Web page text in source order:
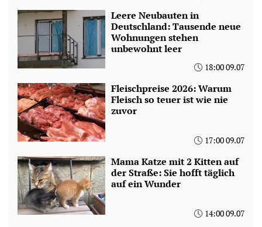
Leere Neubauten in
Deutschland: Tausende neue
Wohnungen stehen
unbewohnt leer
18:00 09.07
Fleischpreise 2026: Warum
Fleisch so teuer ist wie nie
zuvor
17:00 09.07
Mama Katze mit 2 Kitten auf
der Straße: Sie hofft täglich
auf ein Wunder
14:00 09.07